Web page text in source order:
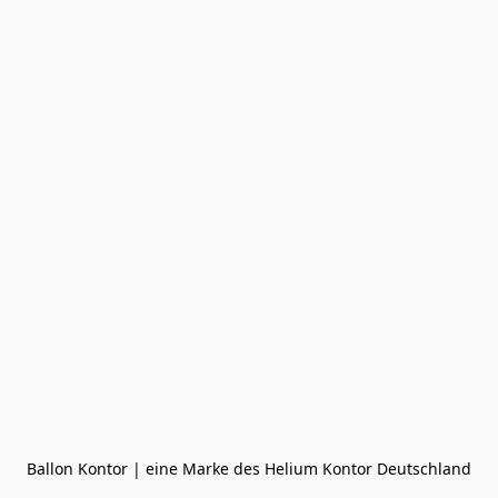
Ballon Kontor | eine Marke des Helium Kontor Deutschland